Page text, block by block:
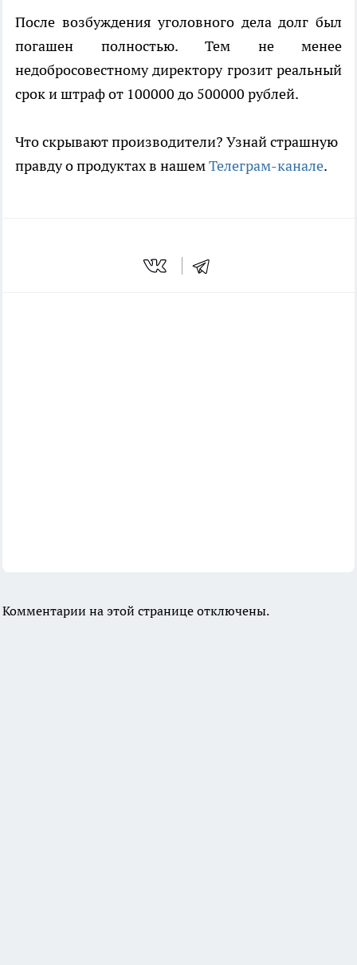
После возбуждения уголовного дела долг был
погашен полностью. Тем не менее
недобросовестному директору грозит реальный
срок и штраф от 100000 до 500000 рублей.
Что скрывают производители? Узнай страшную
правду о продуктах в нашемТелеграм-канале.
Комментарии на этой странице отключены.